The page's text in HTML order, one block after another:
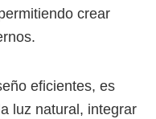
crear
eficientes, es
luz natural, integrar